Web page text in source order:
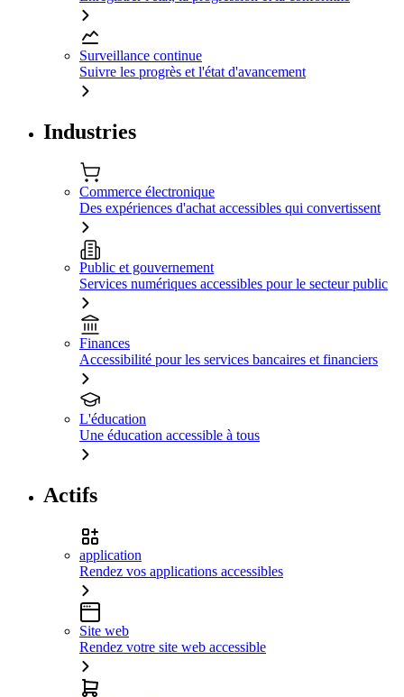
Surveillance continue
Suivre les progrès et l'état d'avancement
Industries
Commerce électronique
Des expériences d'achat accessibles qui convertissent
Public et gouvernement
Services numériques accessibles pour le secteur public
Finances
Accessibilité pour les services bancaires et financiers
L'éducation
Une éducation accessible à tous
Actifs
application
Rendez vos applications accessibles
Site web
Rendez votre site web accessible